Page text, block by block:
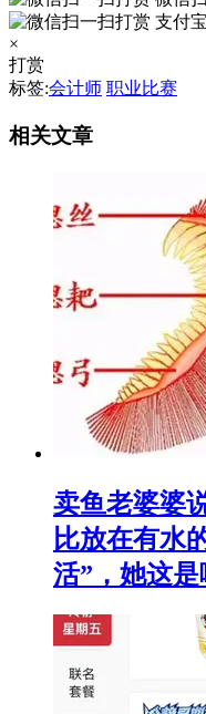
支付
×
打赏
标签:会计师 职业比赛
相关文章
卖鱼老婆婆
比放在有水
活”，她这是